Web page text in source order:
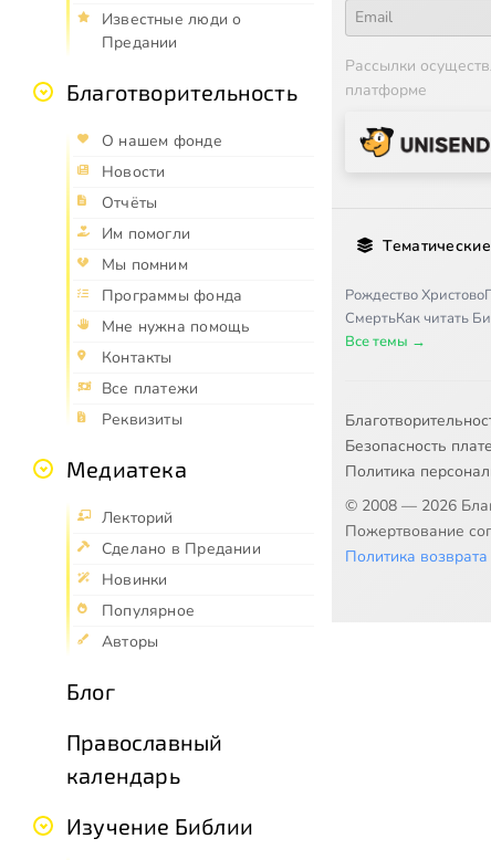
Известные люди о
Предании
Благотворительность
О нашем фонде
Новости
Отчёты
Им помогли
Мы помним
Программы фонда
Мне нужна помощь
Контакты
Все платежи
Реквизиты
Медиатека
Лекторий
Сделано в Предании
Новинки
Популярное
Авторы
Блог
Православный
календарь
Изучение Библии
Рассылки
платформе
Рождество Христово
СмертьКак читать
Все темы →
Безопасность
Политика
© 2008 — 2026
Пожертвование
Политика возврата